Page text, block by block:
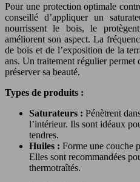
Pour une protection optimale
conseillé d’appliquer un
nourrissent le bois, le
améliorent son aspect. La
de bois et de l’exposition de la
ans. Un traitement régulier permet
préserver sa beauté.
Types de produits :
Saturateurs : Pénètrent
l’intérieur. Ils sont idéaux
tendres.
Huiles : Forme une couche
Elles sont recommandées
thermotraîtés.